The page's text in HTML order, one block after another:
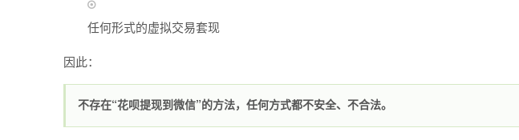
任何形式的虚拟交易套现
因此：
不存在“花呗提现到微信”的方法，任何方式都不安全、不合法。